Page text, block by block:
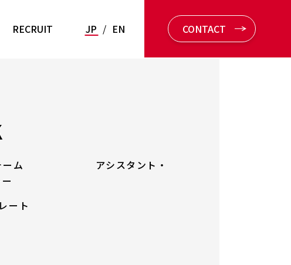
RECRUIT JP / EN CONTACT
チーム アシスタント・
ート